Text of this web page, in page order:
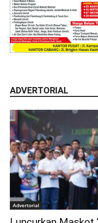
ADVERTORIAL
Advertorial